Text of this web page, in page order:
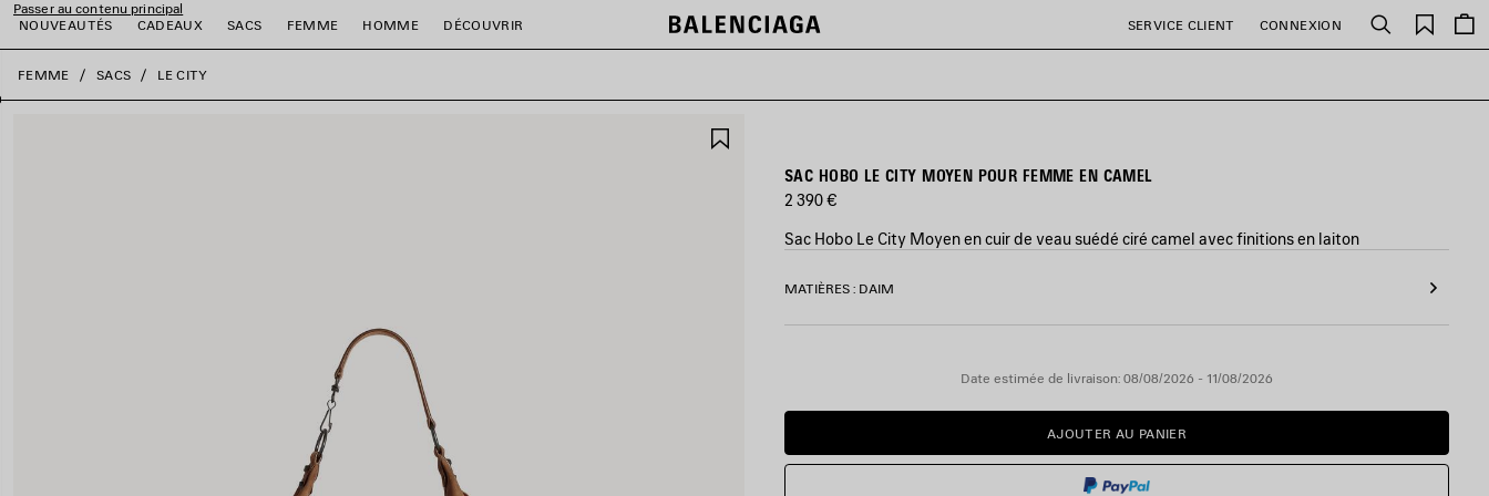
Passer au contenu principal
NOUVEAUTÉS
CADEAUX SACS FEMME HOMME DÉCOUVRIR SERVICE CLIENT CONNEXION Rechercher
fermer la bannière
FEMME SACS LE CITY
FAVORISSAC HOBO LE CITY MOYEN POUR FEMME EN CAMEL
2 390 €
Sac Hobo Le City Moyen en cuir de veau suédé ciré camel avec finitions en laiton
COULEURS
MATIÈRES : DAIM
Date estimée de livraison: 08/08/2026 - 11/08/2026
AJOUTER
AU
AJOUTER AU PANIER
VEUILLEZ
SÉLECTIONNER
TAILLE